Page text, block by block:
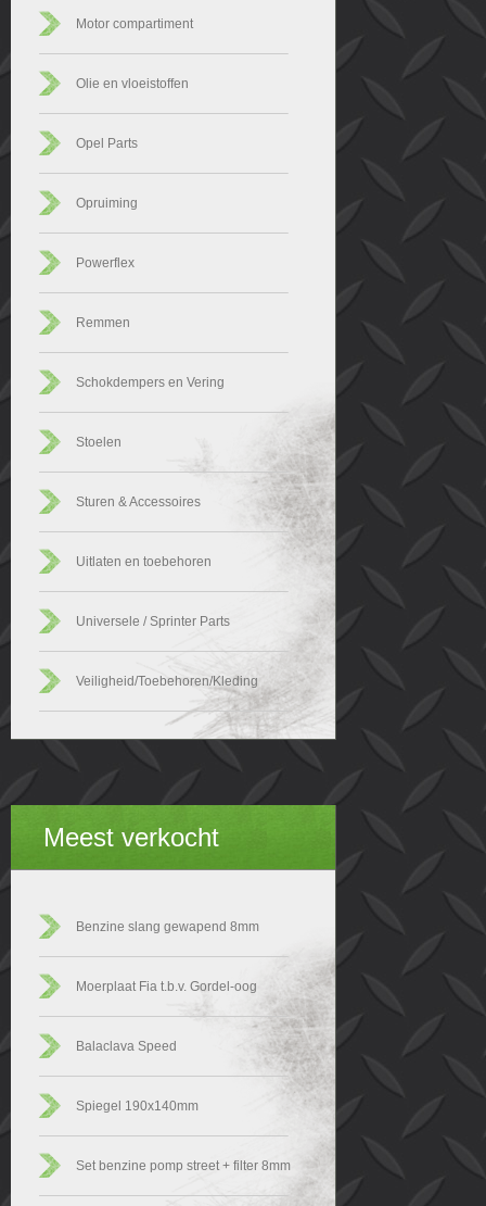
Motor compartiment
Olie en vloeistoffen
Opel Parts
Opruiming
Powerflex
Remmen
Schokdempers en Vering
Stoelen
Sturen & Accessoires
Uitlaten en toebehoren
Universele / Sprinter Parts
Veiligheid/Toebehoren/Kleding
Meest verkocht
Benzine slang gewapend 8mm
Moerplaat Fia t.b.v. Gordel-oog
Balaclava Speed
Spiegel 190x140mm
Set benzine pomp street + filter 8mm